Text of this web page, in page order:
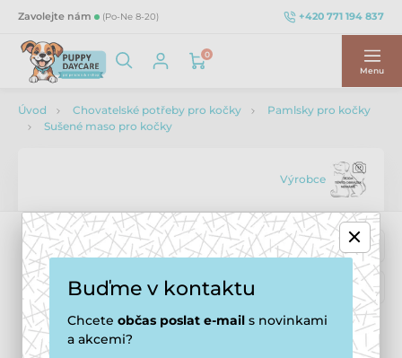
Zavolejte nám (Po-Ne 8-20) +420 771 194 837
0
Menu
Úvod Chovatelské potřeby pro kočky
Pamlsky pro kočky
Sušené maso pro kočky
Výrobce
Buďme v kontaktu
Chcete občas poslat e-mail s novinkami
a akcemi?